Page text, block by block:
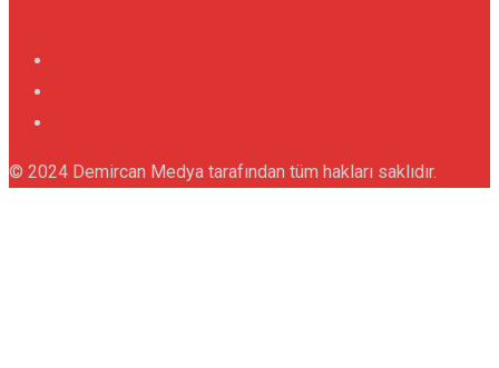
© 2024 Demircan Medya tarafından tüm hakları saklıdır.